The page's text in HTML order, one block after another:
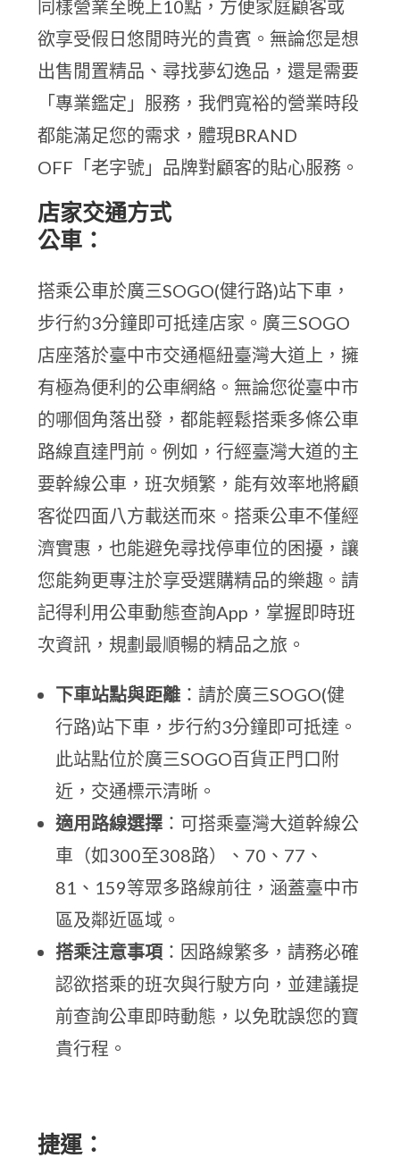
同樣營業至晚上10點，方便家庭顧客或
欲享受假日悠閒時光的貴賓。無論您是想
出售閒置精品、尋找夢幻逸品，還是需要
「專業鑑定」服務，我們寬裕的營業時段
都能滿足您的需求，體現BRAND
OFF「老字號」品牌對顧客的貼心服務。
店家交通方式
公車：
搭乘公車於廣三SOGO(健行路)站下車，
步行約3分鐘即可抵達店家。廣三SOGO
店座落於臺中市交通樞紐臺灣大道上，擁
有極為便利的公車網絡。無論您從臺中市
的哪個角落出發，都能輕鬆搭乘多條公車
路線直達門前。例如，行經臺灣大道的主
要幹線公車，班次頻繁，能有效率地將顧
客從四面八方載送而來。搭乘公車不僅經
濟實惠，也能避免尋找停車位的困擾，讓
您能夠更專注於享受選購精品的樂趣。請
記得利用公車動態查詢App，掌握即時班
次資訊，規劃最順暢的精品之旅。
下車站點與距離 ：請於廣三SOGO(健
行路)站下車，步行約3分鐘即可抵達。
此站點位於廣三SOGO百貨正門口附
近，交通標示清晰。
適用路線選擇 ：可搭乘臺灣大道幹線公
車（如300至308路）、70、77、
81、159等眾多路線前往，涵蓋臺中市
區及鄰近區域。
搭乘注意事項 ：因路線繁多，請務必確
認欲搭乘的班次與行駛方向，並建議提
前查詢公車即時動態，以免耽誤您的寶
貴行程。
捷運：